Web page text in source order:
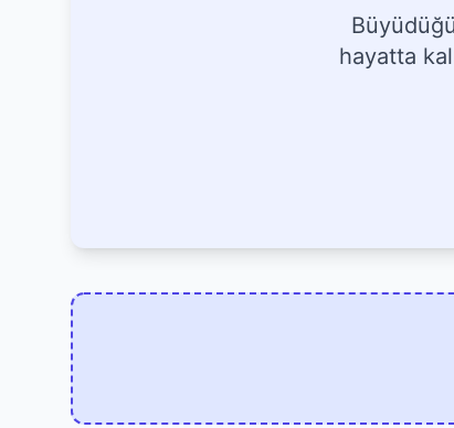
hayatta